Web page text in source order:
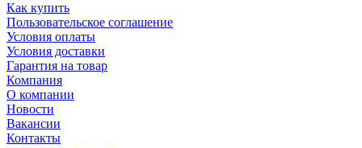
Как купить
Пользовательское соглашение
Условия оплаты
Условия доставки
Гарантия на товар
Компания
О компании
Новости
Вакансии
Контакты